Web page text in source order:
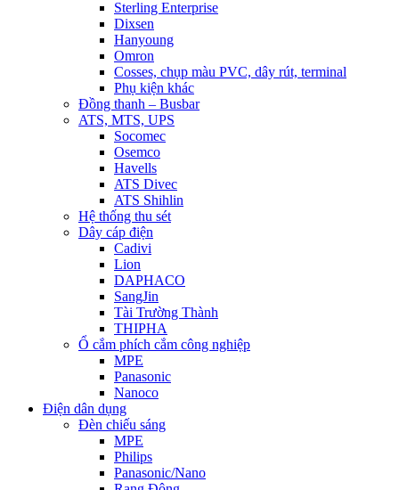
Sterling Enterprise
Dixsen
Hanyoung
Omron
Cosses, chụp màu PVC, dây rút, terminal
Phụ kiện khác
Đồng thanh – Busbar
ATS, MTS, UPS
Socomec
Osemco
Havells
ATS Divec
ATS Shihlin
Hệ thống thu sét
Dây cáp điện
Cadivi
Lion
DAPHACO
SangJin
Tài Trường Thành
THIPHA
Ổ cắm phích cắm công nghiệp
MPE
Panasonic
Nanoco
Điện dân dụng
Đèn chiếu sáng
MPE
Philips
Panasonic/Nano